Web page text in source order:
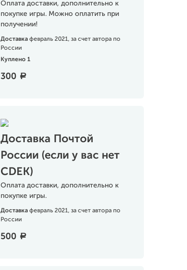
Оплата доставки, дополнительно к
покупке игры. Можно оплатить при
получении!
Доставка февраль 2021, за счет автора по
России
Куплено 1
300 a
Доставка Почтой
России (если у вас нет
CDEK)
Оплата доставки, дополнительно к
покупке игры.
Доставка февраль 2021, за счет автора по
России
500 a